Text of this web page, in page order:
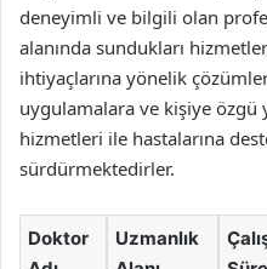
deneyimli ve bilgili olan
alanında sundukları
ihtiyaçlarına yönelik
uygulamalara ve kişiye özgü
hizmetleri ile hastalarına
sürdürmektedirler.
Doktor
Uzmanlık